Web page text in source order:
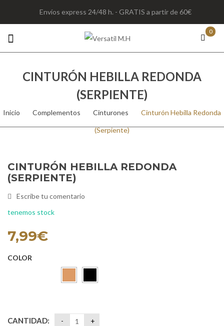
Envíos express 24/48 h. - GRATIS a partir de 60€
0
CINTURÓN HEBILLA REDONDA
(SERPIENTE)
Inicio Complementos Cinturones Cinturón Hebilla Redonda
(Serpiente)
CINTURÓN HEBILLA REDONDA
(SERPIENTE)
Escribe tu comentario
tenemos stock
7,99€
COLOR
CANTIDAD: